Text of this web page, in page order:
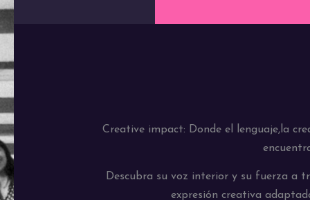
Creative impact: Donde el lenguaje,la
Descubra su voz interior y su fuerza a
expresión creativa